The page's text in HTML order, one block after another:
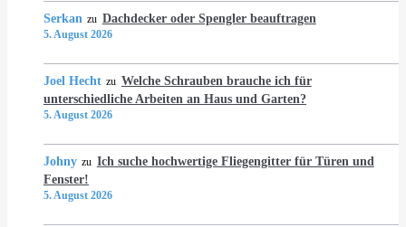
Serkan zu Dachdecker oder Spengler beauftragen
5. August 2026
Joel Hecht zu Welche Schrauben brauche ich für
unterschiedliche Arbeiten an Haus und Garten?
5. August 2026
Johny zu Ich suche hochwertige Fliegengitter für Türen und
Fenster!
5. August 2026